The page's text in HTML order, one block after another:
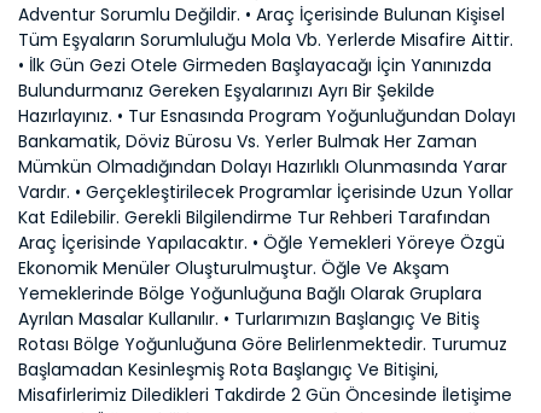
Adventur Sorumlu Değildir. • Araç İçerisinde Bulunan Kişisel
Tüm Eşyaların Sorumluluğu Mola Vb. Yerlerde Misafire Aittir.
• İlk Gün Gezi Otele Girmeden Başlayacağı İçin Yanınızda
Bulundurmanız Gereken Eşyalarınızı Ayrı Bir Şekilde
Hazırlayınız. • Tur Esnasında Program Yoğunluğundan Dolayı
Bankamatik, Döviz Bürosu Vs. Yerler Bulmak Her Zaman
Mümkün Olmadığından Dolayı Hazırlıklı Olunmasında Yarar
Vardır. • Gerçekleştirilecek Programlar İçerisinde Uzun Yollar
Kat Edilebilir. Gerekli Bilgilendirme Tur Rehberi Tarafından
Araç İçerisinde Yapılacaktır. • Öğle Yemekleri Yöreye Özgü
Ekonomik Menüler Oluşturulmuştur. Öğle Ve Akşam
Yemeklerinde Bölge Yoğunluğuna Bağlı Olarak Gruplara
Ayrılan Masalar Kullanılır. • Turlarımızın Başlangıç Ve Bitiş
Rotası Bölge Yoğunluğuna Göre Belirlenmektedir. Turumuz
Başlamadan Kesinleşmiş Rota Başlangıç Ve Bitişini,
Misafirlerimiz Diledikleri Takdirde 2 Gün Öncesinde İletişime